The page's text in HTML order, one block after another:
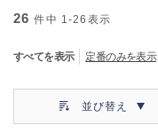
26 件中 1-26 表示
すべてを表示 定番のみを表示
並び替え